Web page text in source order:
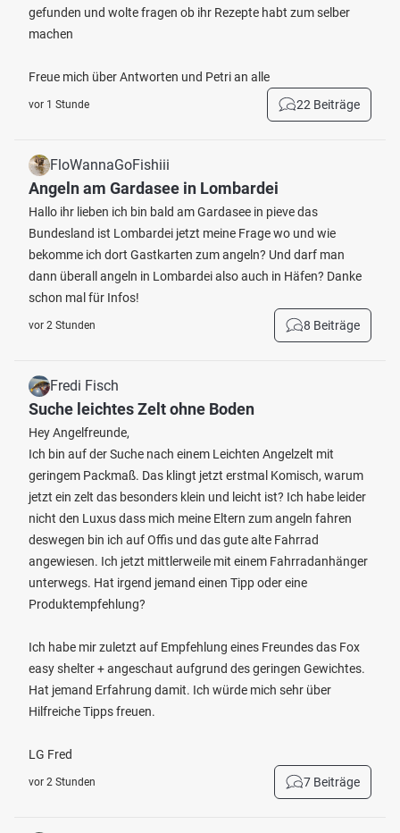
gefunden und wolte fragen ob ihr Rezepte habt zum selber
machen
Freue mich über Antworten und Petri an alle
vor 1 Stunde 22 Beiträge
FloWannaGoFishiii
Angeln am Gardasee in Lombardei
Hallo ihr lieben ich bin bald am Gardasee in pieve das
Bundesland ist Lombardei jetzt meine Frage wo und wie
bekomme ich dort Gastkarten zum angeln? Und darf man
dann überall angeln in Lombardei also auch in Häfen? Danke
schon mal für Infos!
vor 2 Stunden 8 Beiträge
Fredi Fisch
Suche leichtes Zelt ohne Boden
Hey Angelfreunde,
Ich bin auf der Suche nach einem Leichten Angelzelt mit
geringem Packmaß. Das klingt jetzt erstmal Komisch, warum
jetzt ein zelt das besonders klein und leicht ist? Ich habe leider
nicht den Luxus dass mich meine Eltern zum angeln fahren
deswegen bin ich auf Offis und das gute alte Fahrrad
angewiesen. Ich jetzt mittlerweile mit einem Fahrradanhänger
unterwegs. Hat irgend jemand einen Tipp oder eine
Produktempfehlung?
Ich habe mir zuletzt auf Empfehlung eines Freundes das Fox
easy shelter + angeschaut aufgrund des geringen Gewichtes.
Hat jemand Erfahrung damit. Ich würde mich sehr über
Hilfreiche Tipps freuen.
LG Fred
vor 2 Stunden 7 Beiträge